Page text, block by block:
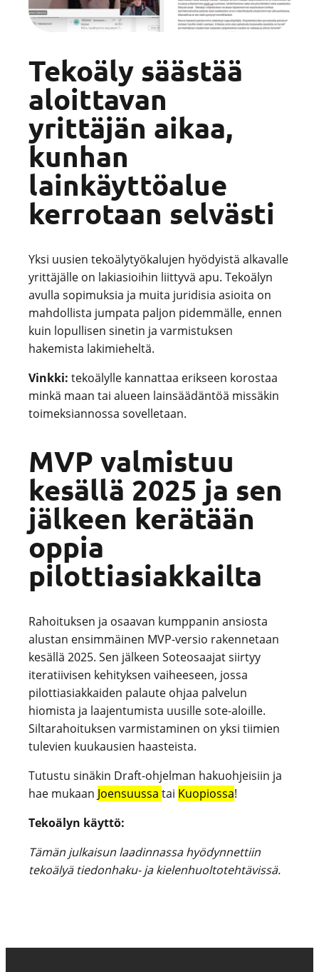
Tekoäly säästää
aloittavan
yrittäjän aikaa,
kunhan
lainkäyttöalue
kerrotaan selvästi
Yksi uusien tekoälytyökalujen hyödyistä alkavalle
yrittäjälle on lakiasioihin liittyvä apu. Tekoälyn
avulla sopimuksia ja muita juridisia asioita on
mahdollista jumpata paljon pidemmälle, ennen
kuin lopullisen sinetin ja varmistuksen
hakemista lakimieheltä.
Vinkki: tekoälylle kannattaa erikseen korostaa
minkä maan tai alueen lainsäädäntöä missäkin
toimeksiannossa sovelletaan.
MVP valmistuu
kesällä 2025 ja sen
jälkeen kerätään
oppia
pilottiasiakkailta
Rahoituksen ja osaavan kumppanin ansiosta
alustan ensimmäinen MVP-versio rakennetaan
kesällä 2025. Sen jälkeen Soteosaajat siirtyy
iteratiivisen kehityksen vaiheeseen, jossa
pilottiasiakkaiden palaute ohjaa palvelun
hiomista ja laajentumista uusille sote-aloille.
Siltarahoituksen varmistaminen on yksi tiimien
tulevien kuukausien haasteista.
Tutustu sinäkin Draft-ohjelman hakuohjeisiin ja
hae mukaan Joensuussa tai Kuopiossa!
Tekoälyn käyttö:
Tämän julkaisun laadinnassa hyödynnettiin
tekoälyä tiedonhaku- ja kielenhuoltotehtävissä.